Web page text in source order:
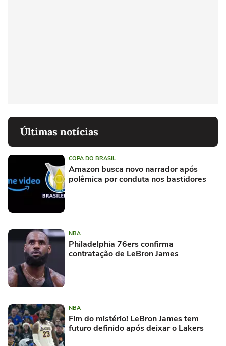
Últimas notícias
COPA DO BRASIL
Amazon busca novo narrador após
polêmica por conduta nos bastidores
NBA
Philadelphia 76ers confirma
contratação de LeBron James
NBA
Fim do mistério! LeBron James tem
futuro definido após deixar o Lakers